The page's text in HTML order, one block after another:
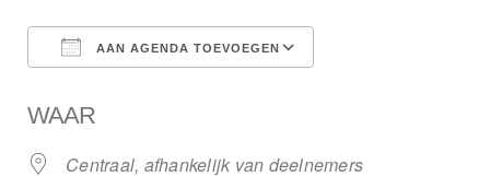
AAN AGENDA TOEVOEGEN
WAAR
Centraal, afhankelijk van deelnemers